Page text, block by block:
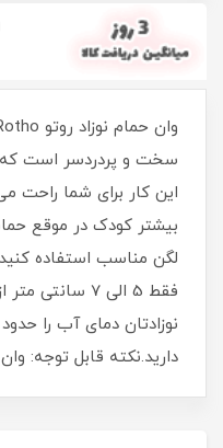
سخت و پردردسر است که
این کار برای شما راحت
بیشتر کودک در موقع
فقط 5 الی 7
دارید.نکته قابل توجه: